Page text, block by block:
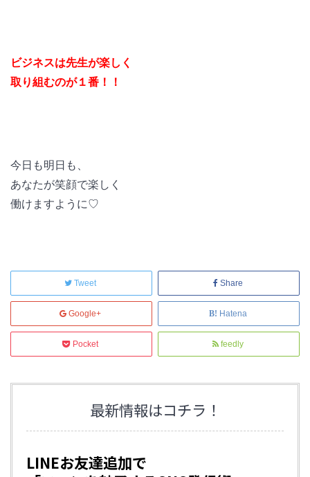
ビジネスは先生が楽しく
取り組むのが１番！！
今日も明日も、
あなたが笑顔で楽しく
働けますように♡
Tweet Share
Google+ Hatena
Pocket feedly
最新情報はコチラ！
LINEお友達追加で